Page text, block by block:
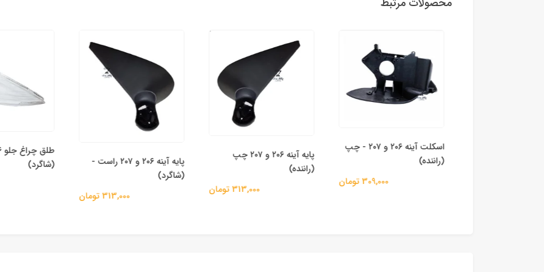
اسکلت آینه ۲۰۶ و ۲۰۷ - چپ
(راننده)
309,000 تومان
پایه آینه ۲۰۶ و ۲۰۷ چپ
(راننده)
313,000 تومان
پایه آینه ۲۰۶ و ۲۰۷ راست -
(شاگرد)
313,000 تومان
(شاگرد)